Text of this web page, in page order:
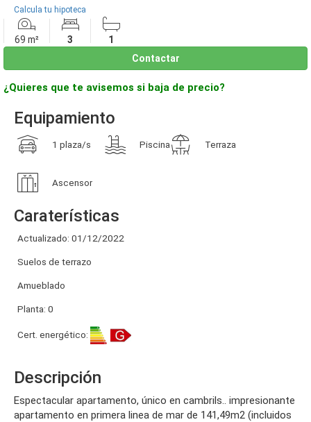
Calcula tu hipoteca
69 m² 3
1
Contactar
¿Quieres que te avisemos si baja de precio?
Equipamiento
1 plaza/s Piscina Terraza
Ascensor
Caraterísticas
Actualizado: 01/12/2022
Suelos de terrazo
Amueblado
Planta: 0
Cert. energético:
Descripción
espectacular apartamento, único en cambrils.. impresionante
apartamento en primera linea de mar de 141,49m2 (incluidos